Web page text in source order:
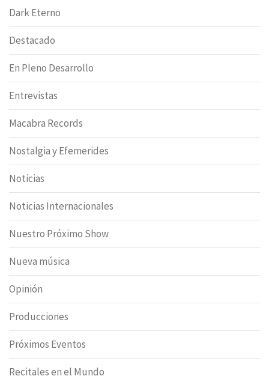
Dark Eterno
Destacado
En Pleno Desarrollo
Entrevistas
Macabra Records
Nostalgia y Efemerides
Noticias
Noticias Internacionales
Nuestro Próximo Show
Nueva música
Opinión
Producciones
Próximos Eventos
Recitales en el Mundo